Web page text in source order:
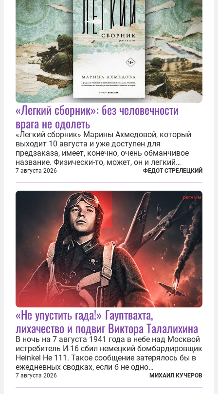
«Легкий сборник»: без человечности
врага не одолеть
«Легкий сборник» Марины Ахмедовой, который
выходит 10 августа и уже доступен для
предзаказа, имеет, конечно, очень обманчивое
название. Физически-то, может, он и легкий
относительно. Но метафизически —
безотносительно тяжелый. Десять рассказов,
каждый из которых напрямую или косвенно (в
основном —...
7 августа 2026 ФЕДОТ СТРЕЛЕЦКИЙ
«Не упустить гада!» Гауптвахта,
лихачество и подвиг Виктора Талалихина
В ночь на 7 августа 1941 года в небе над Москвой
истребитель И-16 сбил немецкий бомбардировщик
Heinkel He 111. Такое сообщение затерялось бы в
ежедневных сводках, если б не одно
обстоятельство. Это был один из первых в
истории отечественной авиации ночных таранов.
7 августа 2026 МИХАИЛ КУЧЕРОВ